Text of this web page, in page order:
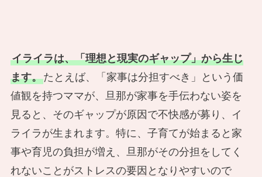
イライラは、「理想と現実のギャップ」から生じ
ます。たとえば、「家事は分担すべき」という価
値観を持つママが、旦那が家事を手伝わない姿を
見ると、そのギャップが原因で不快感が募り、イ
ライラが生まれます。特に、子育てが始まると家
事や育児の負担が増え、旦那がその分担をしてく
れないことがストレスの要因となりやすいので